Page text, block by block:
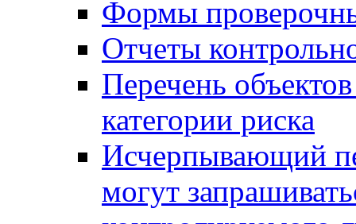
Формы
Отчеты
Перечень
категории риска
Исчерпывающий
могут